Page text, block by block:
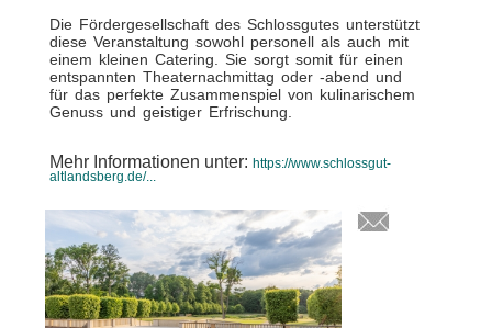
Die Fördergesellschaft des Schlossgutes unterstützt
diese Veranstaltung sowohl personell als auch mit
einem kleinen Catering. Sie sorgt somit für einen
entspannten Theaternachmittag oder -abend und
für das perfekte Zusammenspiel von kulinarischem
Genuss und geistiger Erfrischung.
Mehr Informationen unter: https://www.schlossgut-
altlandsberg.de/...